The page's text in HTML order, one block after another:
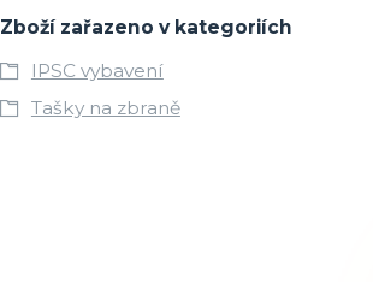
Zboží zařazeno v kategoriích
IPSC vybavení
Tašky na zbraně